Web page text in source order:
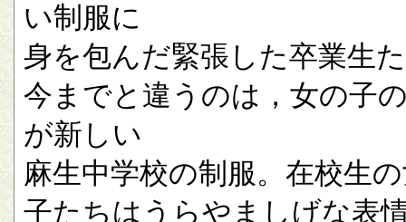
い制服に
身を包んだ緊張した卒業生
今までと違うのは，女の子
が新しい
麻生中学校の制服。在校生
子たちはうらやましげな表